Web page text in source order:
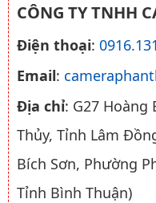
CÔNG TY TNHH
Điện thoại:
Email:
Địa chỉ: G27 Hoàng
Thủy, Tỉnh Lâm
Bích Sơn, Phường
Tỉnh Bình Thuận)